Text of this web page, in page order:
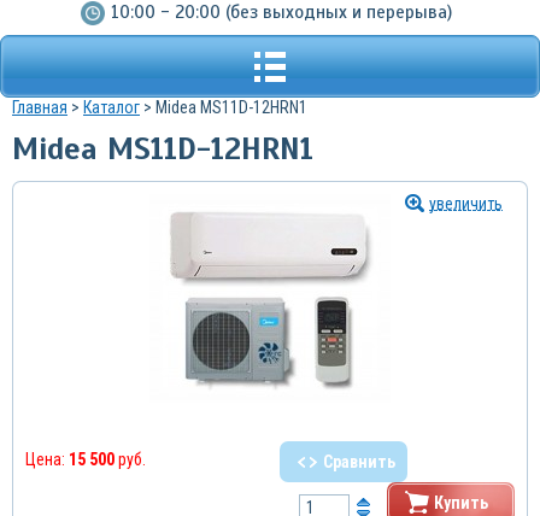
10:00 - 20:00 (без выходных и перерыва)
Главная > Каталог > Midea MS11D-12HRN1
Midea MS11D-12HRN1
увеличить
Цена: 15 500руб. Сравнить
Купить